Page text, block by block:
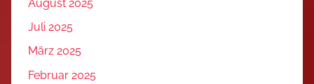
August 2025
Juli 2025
März 2025
Februar 2025